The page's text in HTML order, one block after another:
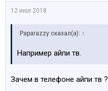
12 июл 2018
Paparazzy сказал(а): ↑
Например айпи тв.
Зачем в телефоне айпи тв ?